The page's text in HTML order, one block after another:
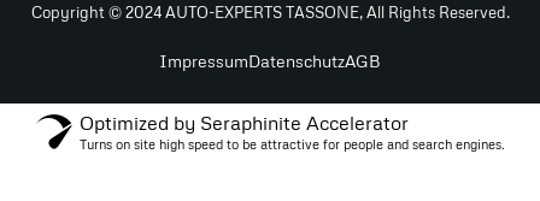
Copyright © 2024 AUTO-EXPERTS TASSONE, All Rights Reserved.
ImpressumDatenschutzAGB
Optimized by Seraphinite Accelerator
Turns on site high speed to be attractive for people and search engines.